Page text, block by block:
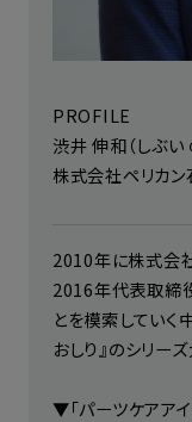
PROFILE
渋井 伸和（しぶい
株式会社ペリカ
2010年に株式会
2016年代表取締
とを模索していく
おしり』のシリー
▼「パーツケアアイ